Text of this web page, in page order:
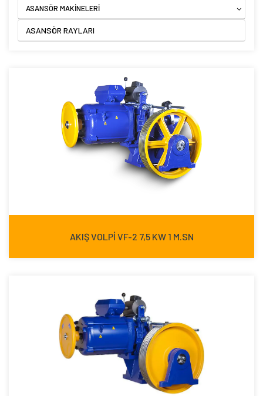
ASANSÖR MAKİNELERİ
ASANSÖR RAYLARI
AKIŞ VOLPİ VF-2 7,5 KW 1 M.SN